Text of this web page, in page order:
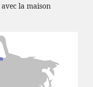
avec la maison